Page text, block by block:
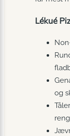
Lékué
og